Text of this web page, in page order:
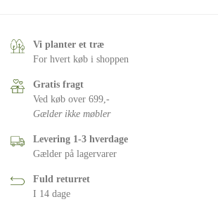
Vi planter et træ
For hvert køb i shoppen
Gratis fragt
Ved køb over 699,-
Gælder ikke møbler
Levering 1-3 hverdage
Gælder på lagervarer
Fuld returret
I 14 dage